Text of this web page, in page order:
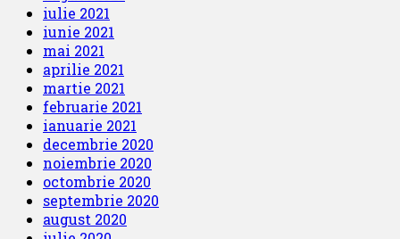
iulie 2021
iunie 2021
mai 2021
aprilie 2021
martie 2021
februarie 2021
ianuarie 2021
decembrie 2020
noiembrie 2020
octombrie 2020
septembrie 2020
august 2020